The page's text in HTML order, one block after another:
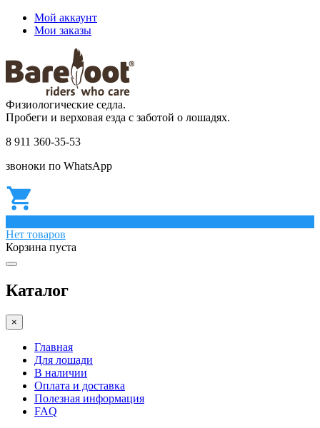
Мой аккаунт
Мои заказы
Физиологические седла.
Пробеги и верховая езда с заботой о лошадях.
8 911 360-35-53
звоноки по WhatsApp
Нет товаров
Корзина пуста
Каталог
×
Главная
Для лошади
В наличии
Оплата и доставка
Полезная информация
FAQ